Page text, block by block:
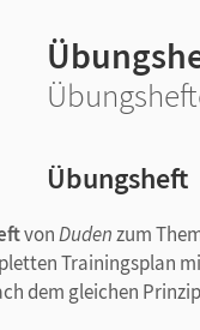
Übungsheft
vonDudenzum
Trainingsplan
dem gleichen